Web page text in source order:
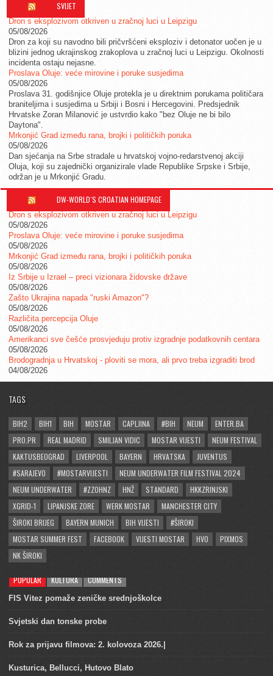
SVIJET
Dron s eksplozivom otkriven u zračnoj luci u Leipzigu
05/08/2026
Dron za koji su navodno bili pričvršćeni eksploziv i detonator uočen je u
blizini jednog ukrajinskog zrakoplova u zračnoj luci u Leipzigu. Okolnosti
incidenta ostaju nejasne.
Proslava Oluje: veće mirovine i poruke susjedima
05/08/2026
Proslava 31. godišnjice Oluje protekla je u direktnim porukama političara
braniteljima i susjedima u Srbiji i Bosni i Hercegovini. Predsjednik
Hrvatske Zoran Milanović je ustvrdio kako "bez Oluje ne bi bilo
Daytona".
Mrkonjić Grad između rana, brojki i političkih poruka
05/08/2026
Dan sjećanja na Srbe stradale u hrvatskoj vojno-redarstvenoj akciji
Oluja, koji su zajednički organizirale vlade Republike Srpske i Srbije,
održan je u Mrkonjić Gradu.
DW-WORLD´S CROATIAN HOMEPAGE
Dron s eksplozivom otkriven u zračnoj luci u Leipzigu
05/08/2026
Proslava Oluje: veće mirovine i poruke susjedima
05/08/2026
Mrkonjić Grad između rana, brojki i političkih poruka
05/08/2026
Iz Srbije u Izrael – preci vizionara židovske države
05/08/2026
Zašto Ukrajina napada "ruski Amazon"?
05/08/2026
Različita percepcija Oluje
05/08/2026
Amerikanci sve češće prosvjeduju protiv izgradnje podatkovnih centara
05/08/2026
Brodogradnja u Hrvatskoj - ploviti se mora, ali prvo treba izgraditi brod
04/08/2026
TAGS
BIH2 BIH1 BIH MOSTAR CAPLJINA #BIH NEUM
ENTER.BA
PRO.PR
REAL MADRID SMILJAN VIDIC MOSTAR VIJESTI
NEUM FESTIVAL
KAKTUSBEOGRAD
LIVERPOOL BAYERN HRVATSKA
JUVENTUS
#SARAJEVO
#MOSTARVIJESTI
NEUM UNDERWATER FILM FESTIVAL 2024
NEUM UNDERWATER
#ZZOHNZ HNŽ STANDARD
HKKZRINJSKI
XGRID-1
LIPANJSKE ZORE WERK MOSTAR
MANCHESTER CITY
ŠIROKI BRIJEG
BAYERN MUNICH BIH VIJESTI
#ŠIROKI
MOSTAR SUMMER FEST
FACEBOOK VIJESTI MOSTAR HVO
PIXMOS
NK ŠIROKI
POPULAR KULTURA COMMENTS
FIS Vitez pomaže zeničke srednjoškolce
Svjetski dan tonske probe
Rok za prijavu filmova: 2. kolovoza 2026.|
Kusturica, Bellucci, Hutovo Blato